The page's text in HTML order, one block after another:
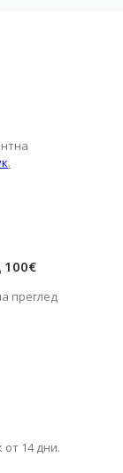
.
преглед
14 дни.